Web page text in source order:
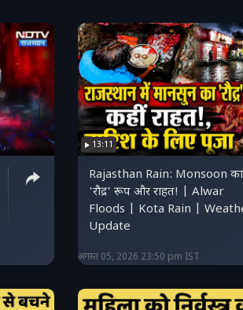
13:11
Rajasthan Rain: Monsoon का
'रौद्र' रूप और राहत! | Alwar
Floods | Kota Rain |
Update
अगस्त 05, 2026 23:50 pm IST